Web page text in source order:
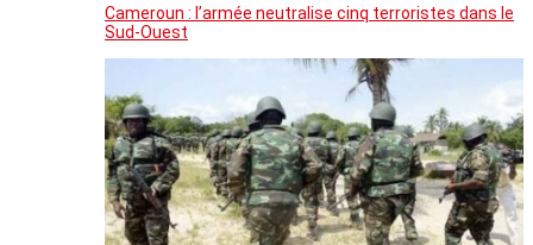
Cameroun : l’armée neutralise cinq terroristes dans le
Sud-Ouest